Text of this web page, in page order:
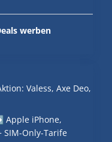
werben
Valess, Axe Deo,
Apple iPhone,
SIM-Only-Tarife